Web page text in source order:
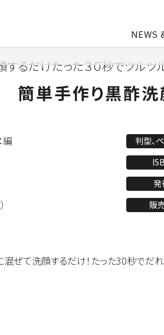
NEWS
るだけたった３０秒でツルツ
簡単手作り黒酢洗
編 判型、
発
販
ぜて洗顔するだけ！たった30秒でだ